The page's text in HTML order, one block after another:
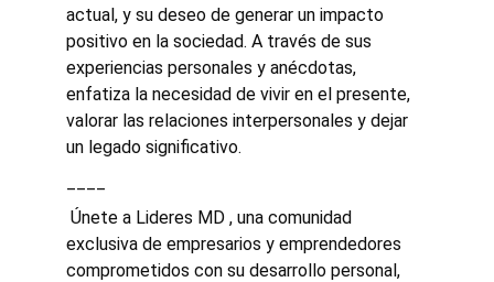
actual, y su deseo de generar un impacto
positivo en la sociedad. A través de sus
experiencias personales y anécdotas,
enfatiza la necesidad de vivir en el presente,
valorar las relaciones interpersonales y dejar
un legado significativo.
exclusiva de empresarios y emprendedores
comprometidos con su desarrollo personal,